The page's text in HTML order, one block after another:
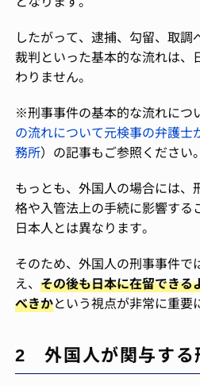
したがって、逮捕、勾留、取
裁判といった基本的な流れは、
わりません。
※刑事事件の基本的な流れにつ
の流れについて元検事の弁護士
務所）の記事もご参照ください。
もっとも、外国人の場合には、
格や入管法上の手続に影響する
日本人とは異なります。
そのため、外国人の刑事事件で
え、その後も日本に在留できる
べきかという視点が非常に重要
2 外国人が関与する